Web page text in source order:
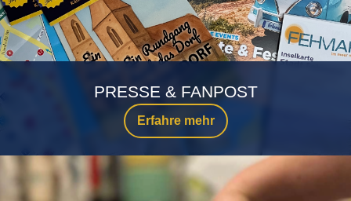
Erfahre mehr
PRESSE & FANPOST